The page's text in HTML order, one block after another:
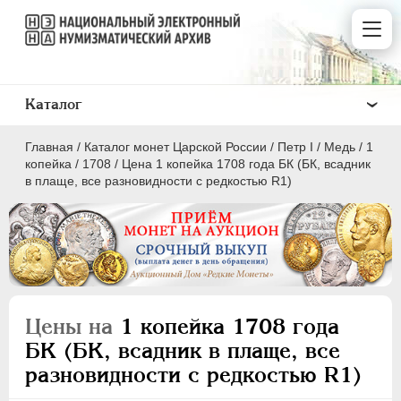
Главная / Каталог монет Царской России / Пeтр I / Медь / 1
копейка / 1708 / Цена 1 копейка 1708 года БК (БК, всадник
в плаще, все разновидности с редкостью R1)
Цены на 1 копейка 1708 года
БК (БК, всадник в плаще, все
разновидности с редкостью R1)
Каталог
ПEТР I 1699 - 1725
Серебро
Медь
5 копеек